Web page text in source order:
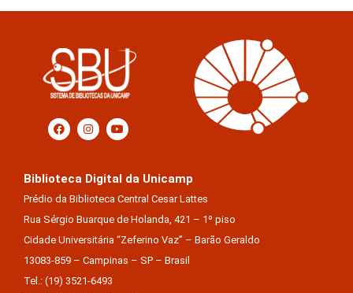
Biblioteca Digital da Unicamp
Prédio da Biblioteca Central Cesar Lattes
Rua Sérgio Buarque de Holanda, 421 – 1º piso
Cidade Universitária “Zeferino Vaz” – Barão Geraldo
13083-859 – Campinas – SP – Brasil
Tel.: (19) 3521-6493